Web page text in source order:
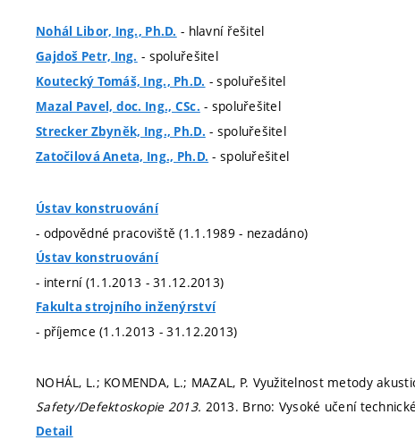
Nohál Libor, Ing., Ph.D. - hlavní řešitel
Gajdoš Petr, Ing. - spoluřešitel
Koutecký Tomáš, Ing., Ph.D. - spoluřešitel
Mazal Pavel, doc. Ing., CSc. - spoluřešitel
Strecker Zbyněk, Ing., Ph.D. - spoluřešitel
Zatočilová Aneta, Ing., Ph.D. - spoluřešitel
Ústav konstruování
- odpovědné pracoviště (1.1.1989 - nezadáno)
Ústav konstruování
- interní (1.1.2013 - 31.12.2013)
Fakulta strojního inženýrství
- příjemce (1.1.2013 - 31.12.2013)
NOHÁL, L.; KOMENDA, L.; MAZAL, P. Využitelnost metody
Safety/Defektoskopie 2013. 2013. Brno: Vysoké učení
Detail